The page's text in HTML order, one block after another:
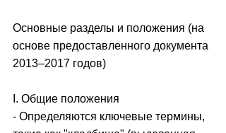
Основные разделы и положения (на
основе предоставленного документа
2013–2017 годов)
I. Общие положения
- Определяются ключевые термины,